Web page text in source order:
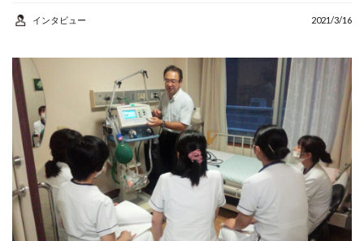
インタビュー 2021/3/16
スマホ
セミナー リスキリング
人生の棚卸し
人生１００年 個人事業主
健康 地域密着
学び 学習
定年後 成功事例